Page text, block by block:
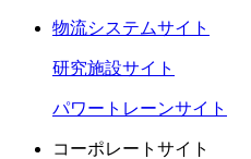
物流システムサイト
研究施設サイト
パワートレーンサイト
コーポレートサイト